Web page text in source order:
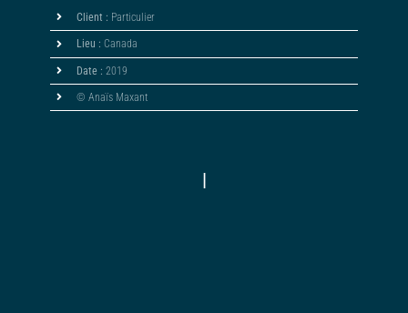
Client : Particulier
Lieu : Canada
Date : 2019
© Anaïs Maxant
|